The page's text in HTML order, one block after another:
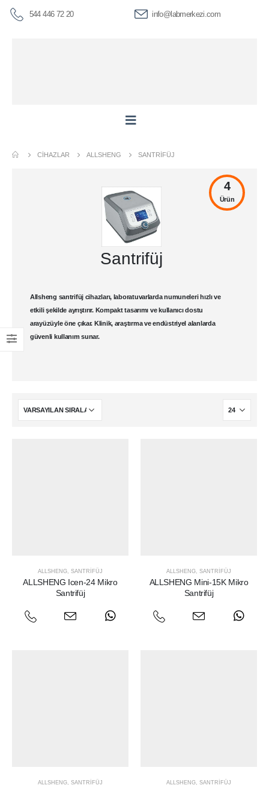
544 446 72 20 info@labmerkezi.com
CIHAZLAR ALLSHENG SANTRIFÜJ
Santrifüj
Allsheng santrifüj cihazları, laboratuvarlarda numuneleri hızlı ve
etkili şekilde ayrıştırır. Kompakt tasarımı ve kullanıcı dostu
arayüzüyle öne çıkar. Klinik, araştırma ve endüstriyel alanlarda
güvenli kullanım sunar.
4
Ürün
ALLSHENG, SANTRIFÜJ
ALLSHENG Icen-24 Mikro
Santrifüj
ALLSHENG, SANTRIFÜJ
ALLSHENG Mini-15K Mikro
Santrifüj
ALLSHENG, SANTRIFÜJ ALLSHENG, SANTRIFÜJ